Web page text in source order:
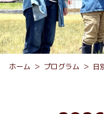
ホーム プログラム 日